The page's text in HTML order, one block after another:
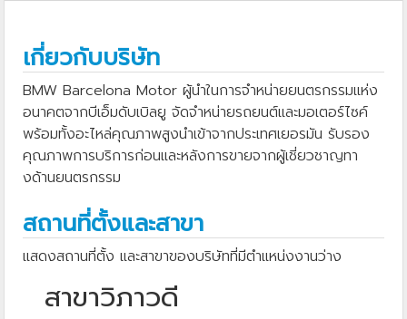
เกี่ยวกับบริษัท
BMW Barcelona Motor ผู้นำในการจำหน่ายยนตรกรรมแห่ง
อนาคตจากบีเอ็มดับเบิลยู จัดจำหน่ายรถยนต์และมอเตอร์ไซค์
พร้อมทั้งอะไหล่คุณภาพสูงนำเข้าจากประเทศเยอรมัน รับรอง
คุณภาพการบริการก่อนและหลังการขายจากผู้เชี่ยวชาญทา
งด้านยนตรกรรม
สถานที่ตั้งและสาขา
แสดงสถานที่ตั้ง และสาขาของบริษัทที่มีตำแหน่งงานว่าง
สาขาวิภาวดี